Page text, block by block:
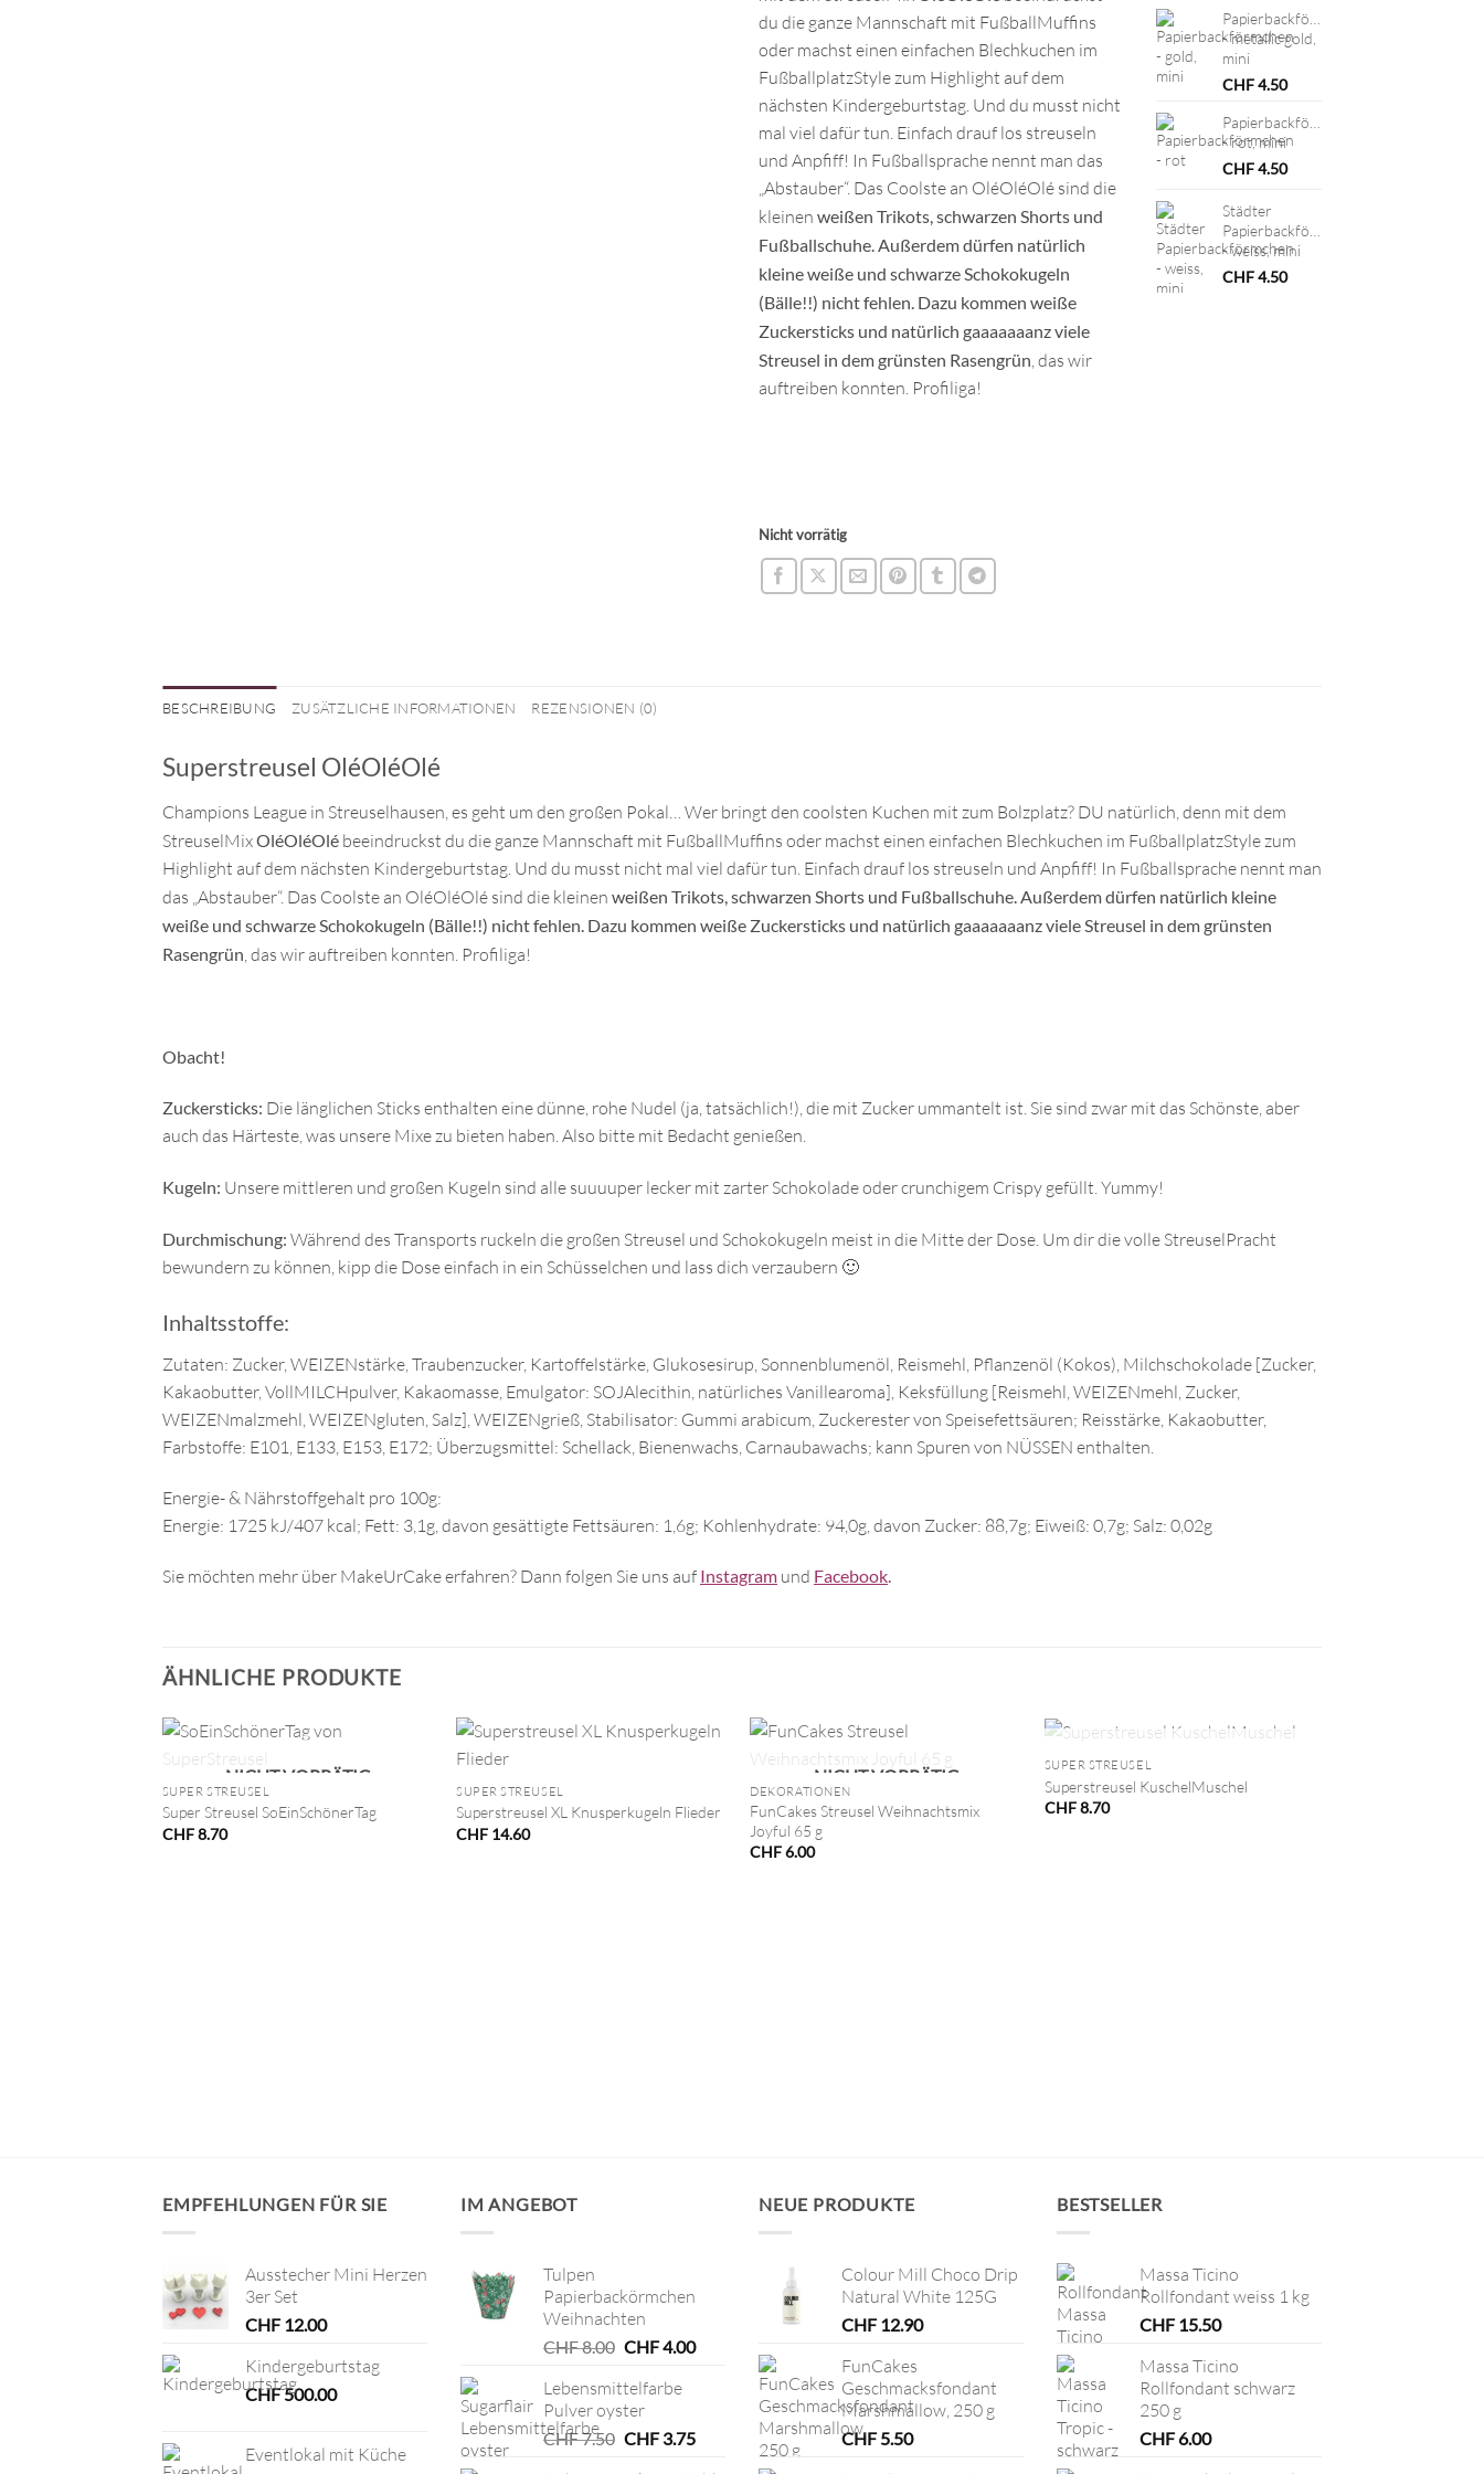
du die ganze Mannschaft mit FußballMuffins
oder machst einen einfachen Blechkuchen im
FußballplatzStyle zum Highlight auf dem
nächsten Kindergeburtstag. Und du musst nicht
mal viel dafür tun. Einfach drauf los streuseln
und Anpfiff! In Fußballsprache nennt man das
„Abstauber“. Das Coolste an OléOléOlé sind die
kleinen weißen Trikots, schwarzen Shorts und
Fußballschuhe. Außerdem dürfen natürlich
kleine weiße und schwarze Schokokugeln
(Bälle!!) nicht fehlen. Dazu kommen weiße
Zuckersticks und natürlich gaaaaaaanz viele
Streusel in dem grünsten Rasengrün , das wir
auftreiben konnten. Profiliga!
Nicht vorrätig
Papierbackförmchen
- metallic gold,
mini
CHF4.50
Papierbackförmchen
- rot, mini
CHF4.50
Städter
Papierbackförmchen
- weiss, mini
CHF4.50
BESCHREIBUNG ZUSÄTZLICHE INFORMATIONEN REZENSIONEN (0)
Superstreusel OléOléOlé
Champions League in Streuselhausen, es geht um den großen Pokal… Wer bringt den coolsten Kuchen mit zum Bolzplatz? DU natürlich, denn mit dem
StreuselMixOléOléOlé beeindruckst du die ganze Mannschaft mit FußballMuffins oder machst einen einfachen Blechkuchen im FußballplatzStyle zum
Highlight auf dem nächsten Kindergeburtstag. Und du musst nicht mal viel dafür tun. Einfach drauf los streuseln und Anpfiff! In Fußballsprache nennt man
das „Abstauber“. Das Coolste an OléOléOlé sind die kleinen weißen Trikots, schwarzen Shorts und Fußballschuhe. Außerdem dürfen natürlich kleine
weiße und schwarze Schokokugeln (Bälle!!) nicht fehlen. Dazu kommen weiße Zuckersticks und natürlich gaaaaaaanz viele Streusel in dem grünsten
Rasengrün , das wir auftreiben konnten. Profiliga!
Obacht!
Zuckersticks: Die länglichen Sticks enthalten eine dünne, rohe Nudel (ja, tatsächlich!), die mit Zucker ummantelt ist. Sie sind zwar mit das Schönste, aber
auch das Härteste, was unsere Mixe zu bieten haben. Also bitte mit Bedacht genießen.
Kugeln: Unsere mittleren und großen Kugeln sind alle suuuuper lecker mit zarter Schokolade oder crunchigem Crispy gefüllt. Yummy!
Durchmischung: Während des Transports ruckeln die großen Streusel und Schokokugeln meist in die Mitte der Dose. Um dir die volle StreuselPracht
bewundern zu können, kipp die Dose einfach in ein Schüsselchen und lass dich verzaubern 🙂
Inhaltsstoffe:
Zutaten: Zucker, WEIZENstärke, Traubenzucker, Kartoffelstärke, Glukosesirup, Sonnenblumenöl, Reismehl, Pflanzenöl (Kokos), Milchschokolade [Zucker,
Kakaobutter, VollMILCHpulver, Kakaomasse, Emulgator: SOJAlecithin, natürliches Vanillearoma], Keksfüllung [Reismehl, WEIZENmehl, Zucker,
WEIZENmalzmehl, WEIZENgluten, Salz], WEIZENgrieß, Stabilisator: Gummi arabicum, Zuckerester von Speisefettsäuren; Reisstärke, Kakaobutter,
Farbstoffe: E101, E133, E153, E172; Überzugsmittel: Schellack, Bienenwachs, Carnaubawachs; kann Spuren von NÜSSEN enthalten.
Energie- & Nährstoffgehalt pro 100g:
Energie: 1725 kJ/407 kcal; Fett: 3,1g, davon gesättigte Fettsäuren: 1,6g; Kohlenhydrate: 94,0g, davon Zucker: 88,7g; Eiweiß: 0,7g; Salz: 0,02g
Sie möchten mehr über MakeUrCake erfahren? Dann folgen Sie uns auf Instagram und Facebook.
ÄHNLICHE PRODUKTE
NICHT VORRÄTIG
SUPER STREUSEL
Super Streusel SoEinSchönerTag
CHF8.70
SUPER STREUSEL
Superstreusel XL Knusperkugeln Flieder
CHF 14.60
NICHT VORRÄTIG
DEKORATIONEN
FunCakes Streusel Weihnachtsmix
Joyful 65 g
CHF6.00
NICHT VORRÄTIG
SUPER STREUSEL
Superstreusel KuschelMuschel
CHF8.70
EMPFEHLUNGEN FÜR SIE
Ausstecher Mini Herzen
3er Set
CHF12.00
Kindergeburtstag
CHF500.00
Eventlokal mit Küche
IM ANGEBOT
Tulpen
Papierbackörmchen
Weihnachten
CHF8.00 Ursprünglicher
war:
CHF 8.00
CHF4.00Aktueller
CHF 4.00.
Lebensmittelfarbe
Pulver oyster
CHF7.50 Ursprünglicher
CHF3.75Aktueller
NEUE PRODUKTE
Colour Mill Choco Drip
Natural White 125G
CHF12.90
FunCakes
Geschmacksfondant
Marshmallow, 250 g
CHF5.50
BESTSELLER
Massa Ticino
Rollfondant weiss 1 kg
CHF15.50
Massa Ticino
Rollfondant schwarz
250 g
CHF6.00